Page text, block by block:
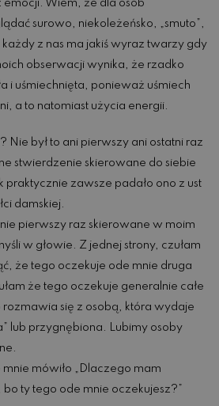
Wiem, że dla osób
surowo, niekoleżeńsko, „smuto”,
każdy z nas ma jakiś wyraz twarzy gdy
obserwacji wynika, że rzadko
i uśmiechnięta, ponieważ uśmiech
a to natomiast użycia energii.
Nie był to ani pierwszy ani ostatni raz
stwierdzenie skierowane do siebie
praktycznie zawsze padało ono z ust
damskiej.
pierwszy raz skierowane w moim
w głowie. Z jednej strony, czułam
że tego oczekuje ode mnie druga
że tego oczekuje generalnie całe
rozmawia się z osobą, która wydaje
lub przygnębiona. Lubimy osoby
mówiło „Dlaczego mam
ty tego ode mnie oczekujesz?”